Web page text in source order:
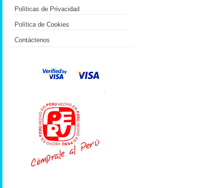
Políticas de Privacidad
Política de Cookies
Contáctenos
.